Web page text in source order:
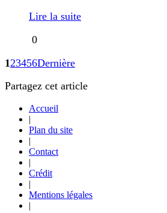
Lire la suite
0
1 23456Dernière
Partagez cet article
Accueil
|
Plan du site
|
Contact
|
Crédit
|
Mentions légales
|